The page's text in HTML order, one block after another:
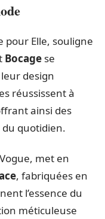
pour Elle, souligne
Bocage se
design
réussissent à
ainsi des
du quotidien.
met en
, fabriquées en
l’essence du
méticuleuse